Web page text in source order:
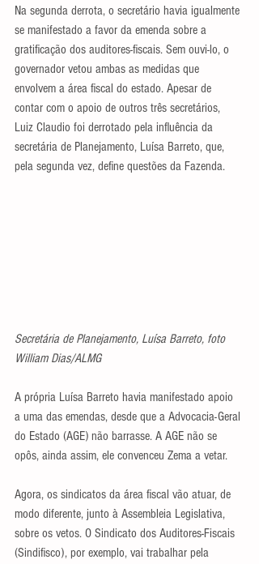
Na segunda derrota, o secretário havia igualmente
se manifestado a favor da emenda sobre a
gratificação dos auditores-fiscais. Sem ouvi-lo, o
governador vetou ambas as medidas que
envolvem a área fiscal do estado. Apesar de
contar com o apoio de outros três secretários,
Luiz Claudio foi derrotado pela influência da
secretária de Planejamento, Luísa Barreto, que,
pela segunda vez, define questões da Fazenda.
Secretária de Planejamento, Luísa Barreto, foto
William Dias/ALMG
A própria Luísa Barreto havia manifestado apoio
a uma das emendas, desde que a Advocacia-Geral
do Estado (AGE) não barrasse. A AGE não se
opôs, ainda assim, ele convenceu Zema a vetar.
Agora, os sindicatos da área fiscal vão atuar, de
modo diferente, junto à Assembleia Legislativa,
sobre os vetos. O Sindicato dos Auditores-Fiscais
(Sindifisco), por exemplo, vai trabalhar pela